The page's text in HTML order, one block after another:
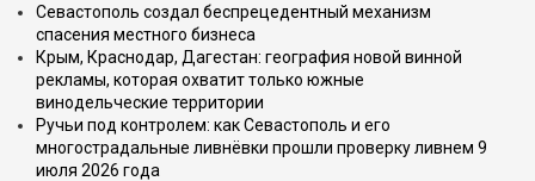
Севастополь создал беспрецедентный механизм
спасения местного бизнеса
Крым, Краснодар, Дагестан: география новой винной
рекламы, которая охватит только южные
винодельческие территории
Ручьи под контролем: как Севастополь и его
многострадальные ливнёвки прошли проверку ливнем 9
июля 2026 года